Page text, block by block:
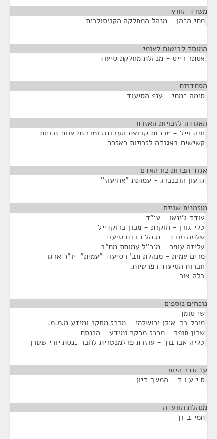
משרד החוץ
מתי הכהן - מנהל המחלקה הקונסולרית
המוסד לביטוח לאומי
אסתר רייס - מנהלת מחלקת סיעוד
הסתדרות
סימה רמתי - ענף הסיעוד
האגודה לזכויות האזרח
חנה וייל - מרכזת קבוצת העבודה ומרכזת צוות זכויות
קשישים באגודה לזכויות האזרח
אגוד חברות כח האדם
גדעון הוכנברג - עמותת "אחיעוז"
מוזמנים שונים
עודד ג'ינאו - עו"ד
טלי גורן - חוקרת - מכון ברוקדייל
שלמה מורד - מנהל חברת סיעוד
עליזה עופר - מנכ"ל עמותת מת"ב
מרים עמית - מנהלת חב' הסיעוד "עמית" ויו"ר ארגון
חברות הסיעוד הפרטיות.
בלה צור
נוכחים נוספים
שי סומך
מיכל בר-אילן ירושלמי - מרכז מחקר ומידע מ.מ.מ.
שרון סופר - מרכז מחקר ומידע - הכנסת
טליה אברבוך - עוזרת פרלמנטרית לחבר כנסת יורי שטרן
על סדר היום
ס י ע ו ד - המשך דיון
מנהלת הוועדה
תמי ברוך